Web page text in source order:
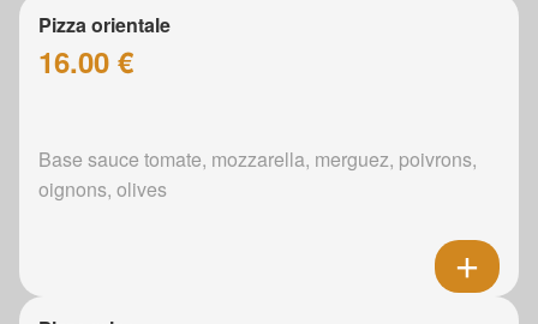
Pizza orientale
16.00 €
Base sauce tomate, mozzarella, merguez, poivrons,
oignons, olives